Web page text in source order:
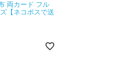
両カード フル
【ネコポスで送